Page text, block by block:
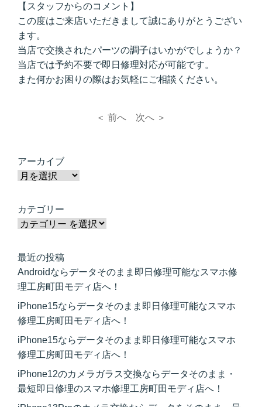
【スタッフからのコメント】
この度はご来店いただきまして誠にありがとうござい
ます。
当店で交換されたパーツの調子はいかがでしょうか？
当店では予約不要で即日修理対応が可能です。
また何かお困りの際はお気軽にご相談ください。
＜ 前へ 次へ ＞
アーカイブ
カテゴリー
最近の投稿
Androidならデータそのまま即日修理可能なスマホ修
理工房町田モディ店へ！
iPhone15ならデータそのまま即日修理可能なスマホ
修理工房町田モディ店へ！
iPhone15ならデータそのまま即日修理可能なスマホ
修理工房町田モディ店へ！
iPhone12のカメラガラス交換ならデータそのまま・
最短即日修理のスマホ修理工房町田モディ店へ！